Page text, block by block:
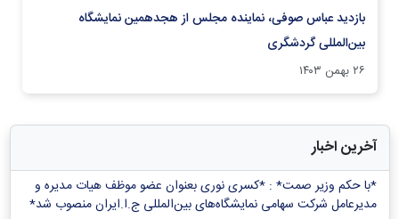
بازدید عباس صوفی، نماینده مجلس از هجدهمین نمایشگاه
بین‌المللی گردشگری
۲۶ بهمن ۱۴۰۳
آخرین اخبار
*با حکم وزیر صمت* : *کسری نوری بعنوان عضو موظف هیات مدیره و
مدیرعامل شرکت سهامی نمایشگاه‌های بین‌المللی ج.ا.ایران منصوب شد*